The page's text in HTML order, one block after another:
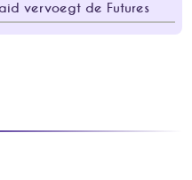
vervoegt de Futures